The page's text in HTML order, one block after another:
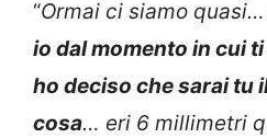
“Ormai ci siamo
io dal momento in cui
ho deciso che sarai tu
cosa… eri 6 millimetri